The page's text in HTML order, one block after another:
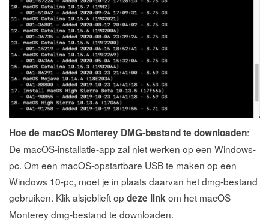
Hoe de macOS Monterey DMG-bestand te downloaden:
De macOS-installatie-app zal niet werken op een Windows-
pc. Om een macOS-opstartbare USB te maken op een
Windows 10-pc, moet je in plaats daarvan het dmg-bestand
gebruiken. Klik alsjeblieft op deze linkom het macOS
Monterey dmg-bestand te downloaden.